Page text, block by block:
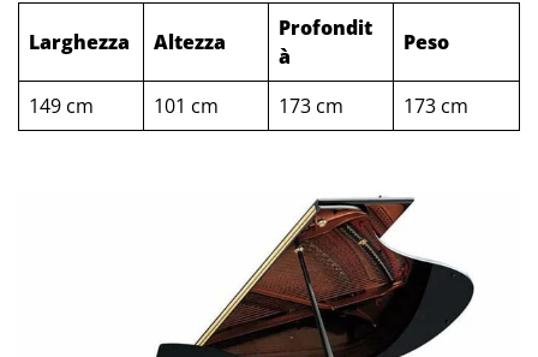
Larghezza Altezza
Profondit
à
Peso
149 cm 101 cm 173 cm 173 cm